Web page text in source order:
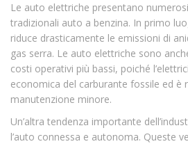
Le auto elettriche presentano
tradizionali auto a benzina. In primo
riduce drasticamente le emissioni di
gas serra. Le auto elettriche sono
costi operativi più bassi, poiché
economica del carburante fossile ed è
manutenzione minore.
Un’altra tendenza importante
l’auto connessa e autonoma. Queste